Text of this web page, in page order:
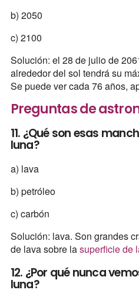
b) 2050
c) 2100
Solución: el 28 de julio de
alrededor del sol tendrá su
Se puede ver cada 76 años,
Preguntas de
11. ¿Qué son esas
luna?
a) lava
b) petróleo
c) carbón
Solución: lava. Son grandes
de lava sobre lasuperficie de
12. ¿Por qué nunca
luna?